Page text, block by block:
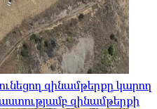
զինամթերքը կարող
զինամթերքի